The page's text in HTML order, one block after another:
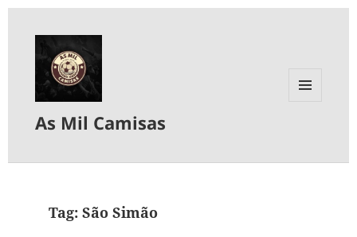
As Mil Camisas
Tag:São Simão